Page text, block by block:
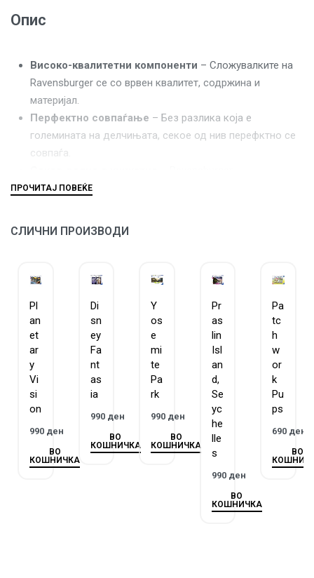
Опис
Високо-квалитетни компоненти – Сложувалките на
Ravensburger се со врвен квалитет, содржина и
материјал.
Перфектно совпаѓање – Без разлика која е
големината на делчињата, секое од нив перефктно се
совпаѓа.
сложувалките се составени од делчиња со уникатна
сложувалки и игри, повеќе од 130 години.
СЛИЧНИ ПРОИЗВОДИ
Pl
an
et
ar
y
Vi
si
on
990 ден
ВО
КОШНИЧКА
Di
sn
ey
Fa
nt
as
ia
990 ден
ВО
КОШНИЧКА
Y
os
e
mi
te
Pa
rk
990 ден
ВО
КОШНИЧКА
Pr
as
lin
Isl
an
d,
Se
yc
he
lle
s
990 ден
ВО
КОШНИЧКА
Pa
tc
h
w
or
k
Pu
ps
690 ден
ВО